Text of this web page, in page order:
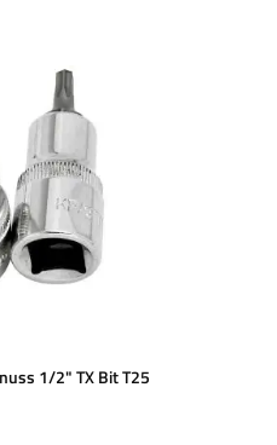
1/2" TX Bit T25